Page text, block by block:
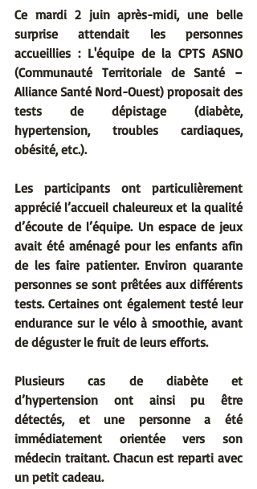
Ce mardi 2 juin après-midi, une belle
surprise attendait les personnes
accueillies : L'équipe de la CPTS ASNO
(Communauté Territoriale de Santé –
Alliance Santé Nord-Ouest) proposait des
tests de dépistage (diabète,
hypertension, troubles cardiaques,
obésité, etc.).
Les participants ont particulièrement
apprécié l’accueil chaleureux et la qualité
d’écoute de l’équipe. Un espace de jeux
avait été aménagé pour les enfants afin
de les faire patienter. Environ quarante
personnes se sont prêtées aux différents
tests. Certaines ont également testé leur
endurance sur le vélo à smoothie, avant
de déguster le fruit de leurs efforts.
Plusieurs cas de diabète et
d’hypertension ont ainsi pu être
détectés, et une personne a été
immédiatement orientée vers son
médecin traitant. Chacun est reparti avec
un petit cadeau.